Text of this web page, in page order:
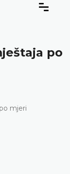
po
mjeri